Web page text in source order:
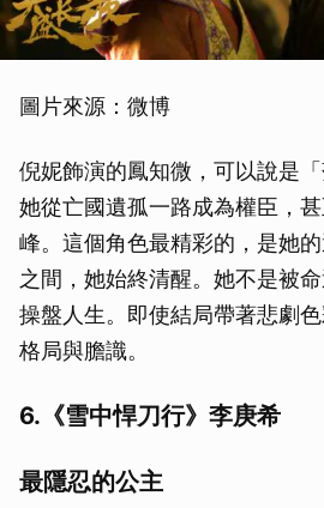
圖片來源：微博
倪妮飾演的鳳知微，可以說是「
她從亡國遺孤一路成為權臣，
峰。這個角色最精彩的，是她
之間，她始終清醒。她不是被
操盤人生。即使結局帶著悲劇
格局與膽識。
6.《雪中悍刀行》李庚希
最隱忍的公主